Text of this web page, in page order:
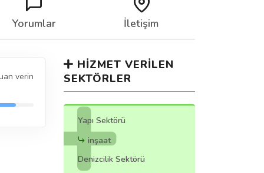
Yorumlar İletişim
verin
HIZMET VERILEN
SEKTÖRLER
Yapı Sektörü
inşaat
Denizcilik Sektörü